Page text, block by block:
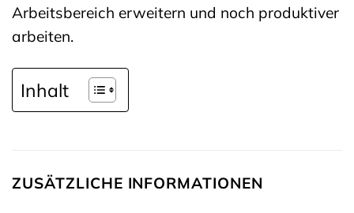
Arbeitsbereich erweitern und noch produktiver
arbeiten.
Inhalt
ZUSÄTZLICHE INFORMATIONEN